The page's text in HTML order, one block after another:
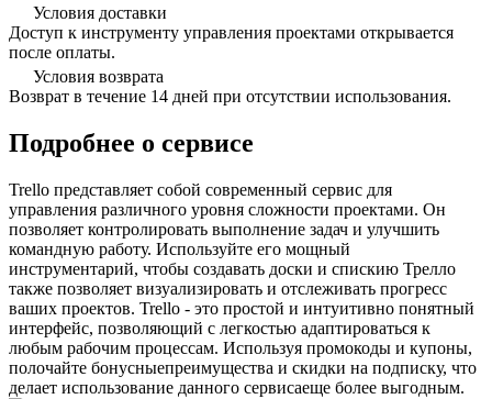
Условия доставки
Доступ к инструменту управления проектами открывается
после оплаты.
Условия возврата
Возврат в течение 14 дней при отсутствии использования.
Подробнее о сервисе
Trello представляет собой современный сервис для
управления различного уровня сложности проектами. Он
позволяет контролировать выполнение задач и улучшить
командную работу. Используйте его мощный
инструментарий, чтобы создавать доски и спискию Трелло
также позволяет визуализировать и отслеживать прогресс
ваших проектов. Trello - это простой и интуитивно понятный
интерфейс, позволяющий с легкостью адаптироваться к
любым рабочим процессам. Используя промокоды и купоны,
полочайте бонусныепреимущества и скидки на подписку, что
делает использование данного сервисаеще более выгодным.